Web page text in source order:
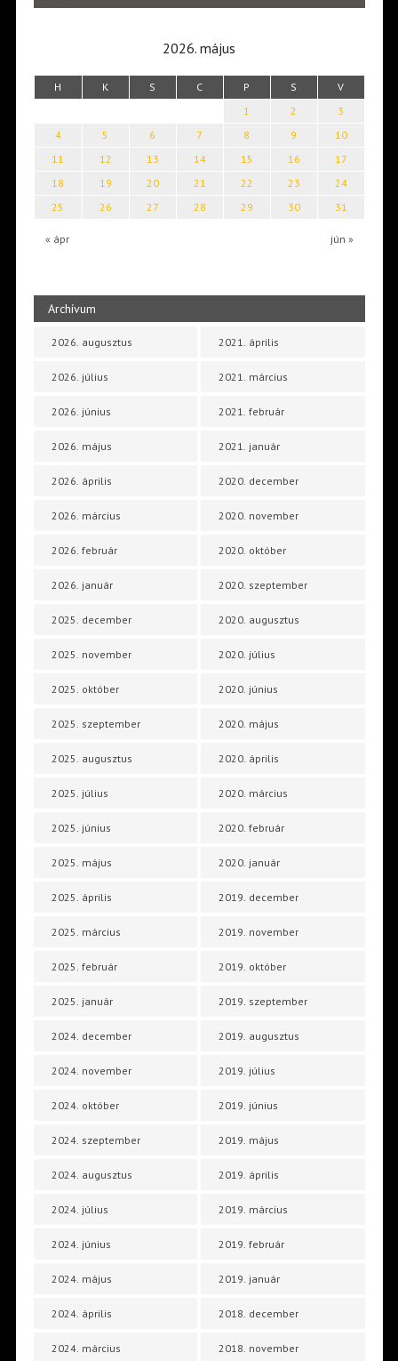
2026. május
H K S C P S V
« ápr jún »
1 2
3
4
5 6 7 8 9
10
11
12 13 14 15 16
17
18
19 20 21 22 23
24
25
26 27 28 29 30 31
Archívum
2026. augusztus
2026. július
2026. június
2026. május
2026. április
2026. március
2026. február
2026. január
2025. december
2025. november
2025. október
2025. szeptember
2025. augusztus
2025. július
2025. június
2025. május
2025. április
2025. március
2025. február
2025. január
2024. december
2024. november
2024. október
2024. szeptember
2024. augusztus
2024. július
2024. június
2024. május
2024. április
2024. március
2021. április
2021. március
2021. február
2021. január
2020. december
2020. november
2020. október
2020. szeptember
2020. augusztus
2020. július
2020. június
2020. május
2020. április
2020. március
2020. február
2020. január
2019. december
2019. november
2019. október
2019. szeptember
2019. augusztus
2019. július
2019. június
2019. május
2019. április
2019. március
2019. február
2019. január
2018. december
2018. november